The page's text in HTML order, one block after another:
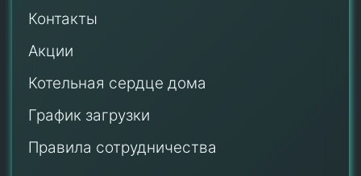
Контакты
Акции
Котельная сердце дома
График загрузки
Правила сотрудничества